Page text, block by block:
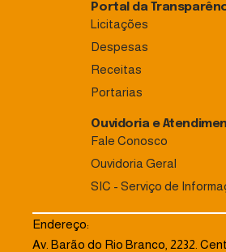
Portal da
Licitações
Despesas
Receitas
Portarias
Ouvidoria e
Fale Conosco
Ouvidoria Geral
SIC - Serviço de
Endereço:
Av. Barão do Rio Branco, 2232.